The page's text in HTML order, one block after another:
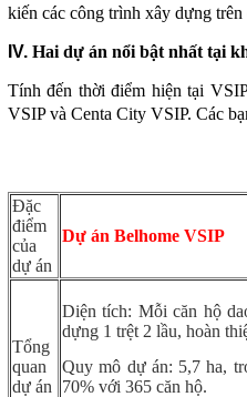
kiến các công trình xây dựng trên
IV. Hai dự án nổi bật nhất tại
Tính đến thời điểm hiện tại
VSIP và Centa City VSIP. Các
Đặc
điểm
của
dự án
Dự án Belhome VSIP
Tổng
quan
dự án
Diện tích: Mỗi căn hộ
dựng 1 trệt 2 lầu, hoàn
Quy mô dự án: 5,7 ha,
70% với 365 căn hộ.